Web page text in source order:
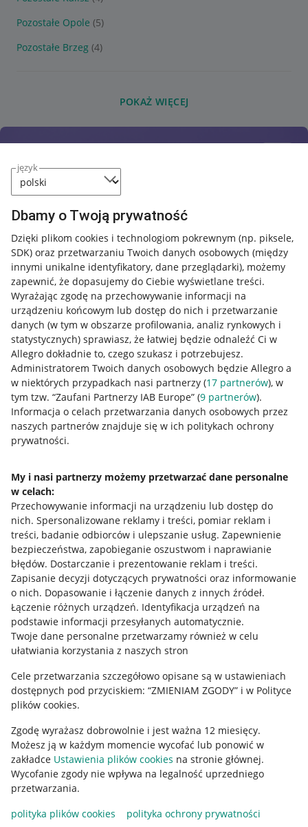
język
Dbamy o Twoją prywatność
Dzięki plikom cookies i technologiom pokrewnym (np. piksele,
SDK) oraz przetwarzaniu Twoich danych osobowych (między
innymi unikalne identyfikatory, dane przeglądarki), możemy
zapewnić, że dopasujemy do Ciebie wyświetlane treści.
Wyrażając zgodę na przechowywanie informacji na
urządzeniu końcowym lub dostęp do nich i przetwarzanie
danych (w tym w obszarze profilowania, analiz rynkowych i
statystycznych) sprawiasz, że łatwiej będzie odnaleźć Ci w
Allegro dokładnie to, czego szukasz i potrzebujesz.
Administratorem Twoich danych osobowych będzie Allegro a
w niektórych przypadkach nasi partnerzy (17 partnerów), w
tym tzw. “Zaufani Partnerzy IAB Europe” (9 partnerów).
Informacja o celach przetwarzania danych osobowych przez
naszych partnerów znajduje się w ich politykach ochrony
prywatności.
My i nasi partnerzy możemy przetwarzać dane personalne
w celach:
Przechowywanie informacji na urządzeniu lub dostęp do
nich. Spersonalizowane reklamy i treści, pomiar reklam i
treści, badanie odbiorców i ulepszanie usług. Zapewnienie
bezpieczeństwa, zapobieganie oszustwom i naprawianie
błędów. Dostarczanie i prezentowanie reklam i treści.
Zapisanie decyzji dotyczących prywatności oraz informowanie
o nich. Dopasowanie i łączenie danych z innych źródeł.
Łączenie różnych urządzeń. Identyfikacja urządzeń na
podstawie informacji przesyłanych automatycznie.
Twoje dane personalne przetwarzamy również w celu
ułatwiania korzystania z naszych stron
Cele przetwarzania szczegółowo opisane są w ustawieniach
dostępnych pod przyciskiem: “ZMIENIAM ZGODY” i w Polityce
plików cookies.
Zgodę wyrażasz dobrowolnie i jest ważna 12 miesięcy.
Możesz ją w każdym momencie wycofać lub ponowić w
zakładce Ustawienia plików cookies na stronie głównej.
Wycofanie zgody nie wpływa na legalność uprzedniego
przetwarzania.
polityka plików cookies
polityka ochrony prywatności
Pozostałe Opole (5)
Pozostałe Brzeg (4)
POKAŻ WIĘCEJ
Przydatne informacje
Jak to działa
Allegro Gadane dla sprzedających
Allegro Gadane dla kupujących
Mapa miejscowości
Informacje prawne
Regulamin
Polityka plików "cookies"
Ustawienia plików "cookies"
Udostępnianie lokalizacji
Informacje dla Aktu o Usługach Cyfrowych
Pobierz aplikację